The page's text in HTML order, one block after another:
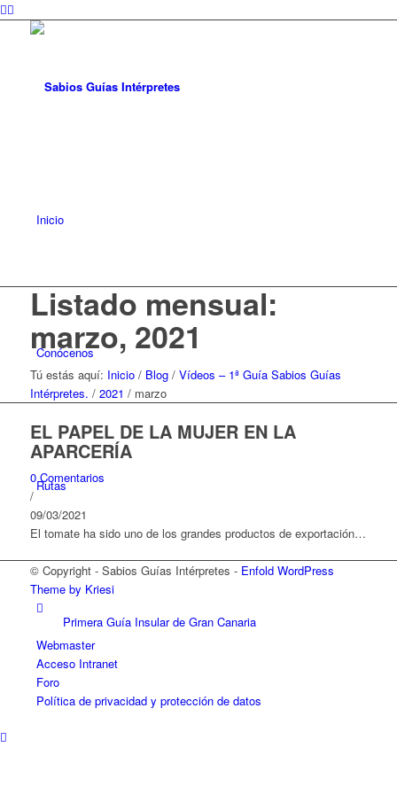
Inicio
Conócenos
Rutas
Primera Guía Insular de Gran Canaria
Listado mensual:
marzo, 2021
Tú estás aquí: Inicio / Blog / Vídeos – 1ª Guía Sabios Guías
Intérpretes. / 2021 / marzo
EL PAPEL DE LA MUJER EN LA
APARCERÍA
0 Comentarios
/
09/03/2021
El tomate ha sido uno de los grandes productos de exportación…
© Copyright - Sabios Guías Intérpretes - Enfold WordPress
Theme by Kriesi
Webmaster
Acceso Intranet
Foro
Política de privacidad y protección de datos